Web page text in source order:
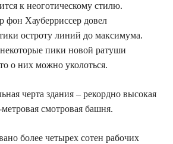
к неоготическому стилю.
фон Хауберриссер довел
остроту линий до максимума.
пики новой ратуши
о них можно уколоться.
черта здания – рекордно высокая
смотровая башня.
более четырех сотен рабочих